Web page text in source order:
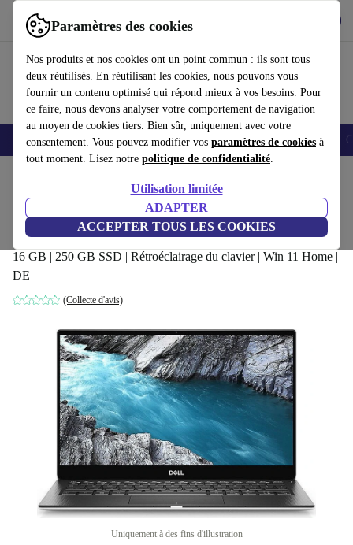
Paramètres des cookies
Nos produits et nos cookies ont un point commun : ils sont tous
deux réutilisés. En réutilisant les cookies, nous pouvons vous
fournir un contenu optimisé qui répond mieux à vos besoins. Pour
ce faire, nous devons analyser votre comportement de navigation
au moyen de cookies tiers. Bien sûr, uniquement avec votre
consentement. Vous pouvez modifier vos paramètres de cookies à
tout moment. Lisez notre politique de confidentialité.
Utilisation limitée
ADAPTER
ACCEPTER TOUS LES COOKIES
Utilisez refurbed rapidement et facilement
Smartphones Laptops Tablettes Montres connectées Accessoires
Dell XPS 13 9380 | i5-8365U | 13.3-
pouces
16 GB | 250 GB SSD | Rétroéclairage du clavier | Win 11 Home |
DE
(Collecte d'avis)
Uniquement à des fins d'illustration